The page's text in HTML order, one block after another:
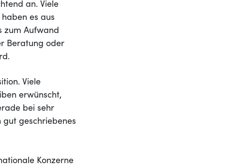
an. Viele
es aus
zum Aufwand
Beratung oder
Viele
erwünscht,
bei sehr
gut geschriebenes
Konzerne